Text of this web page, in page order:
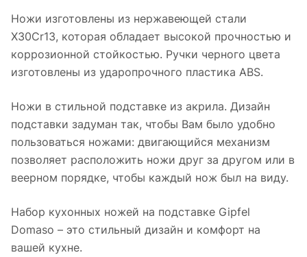
Ножи изготовлены из нержавеющей стали
X30Cr13, которая обладает высокой прочностью и
коррозионной стойкостью. Ручки черного цвета
изготовлены из ударопрочного пластика ABS.
Ножи в стильной подставке из акрила. Дизайн
подставки задуман так, чтобы Вам было удобно
пользоваться ножами: двигающийся механизм
позволяет расположить ножи друг за другом или в
веерном порядке, чтобы каждый нож был на виду.
Набор кухонных ножей на подставке Gipfel
Domaso – это стильный дизайн и комфорт на
вашей кухне.